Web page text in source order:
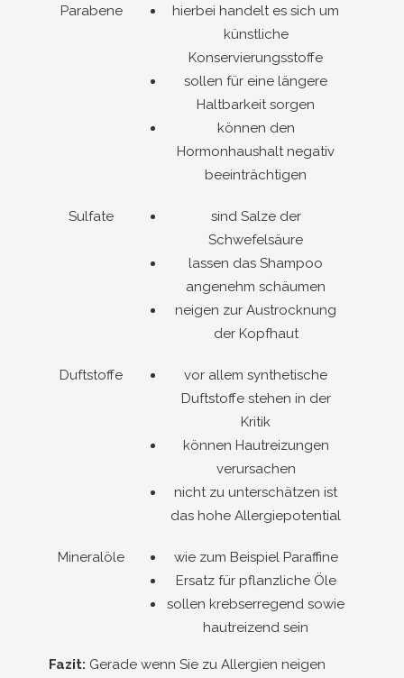
Parabene
hierbei handelt es sich um
künstliche
Konservierungsstoffe
sollen für eine längere
Haltbarkeit sorgen
können den
Hormonhaushalt negativ
beeinträchtigen
Sulfate
sind Salze der
Schwefelsäure
lassen das Shampoo
angenehm schäumen
neigen zur Austrocknung
der Kopfhaut
Duftstoffe
vor allem synthetische
Duftstoffe stehen in der
Kritik
können Hautreizungen
verursachen
nicht zu unterschätzen ist
das hohe Allergiepotential
Mineralöle
wie zum Beispiel Paraffine
Ersatz für pflanzliche Öle
sollen krebserregend sowie
hautreizend sein
Fazit: Gerade wenn Sie zu Allergien neigen